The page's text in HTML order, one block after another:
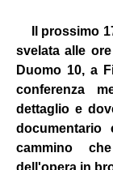
Il prossimo
svelata alle
Duomo 10, a
conferenza
dettaglio e
cammino
dell'opera in